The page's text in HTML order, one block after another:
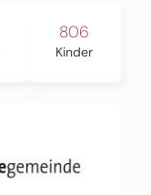
806
Kinder